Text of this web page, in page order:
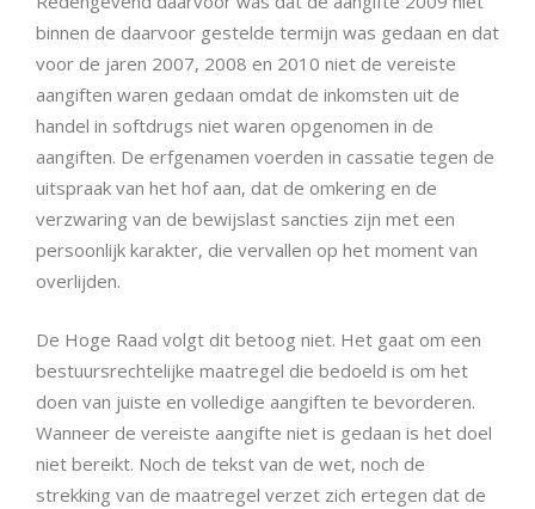
binnen de daarvoor gestelde termijn was gedaan en dat
voor de jaren 2007, 2008 en 2010 niet de vereiste
aangiften waren gedaan omdat de inkomsten uit de
handel in softdrugs niet waren opgenomen in de
aangiften. De erfgenamen voerden in cassatie tegen de
uitspraak van het hof aan, dat de omkering en de
verzwaring van de bewijslast sancties zijn met een
persoonlijk karakter, die vervallen op het moment van
overlijden.
De Hoge Raad volgt dit betoog niet. Het gaat om een
bestuursrechtelijke maatregel die bedoeld is om het
doen van juiste en volledige aangiften te bevorderen.
Wanneer de vereiste aangifte niet is gedaan is het doel
niet bereikt. Noch de tekst van de wet, noch de
strekking van de maatregel verzet zich ertegen dat de